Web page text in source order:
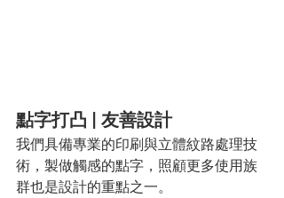
點字打凸 | 友善設計
我們具備專業的印刷與立體紋路處理技
術，製做觸感的點字，照顧更多使用族
群也是設計的重點之一。